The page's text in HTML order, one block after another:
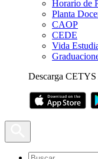
Horario de
Planta
CAOP
CEDE
Vida
Descarga